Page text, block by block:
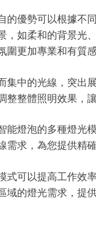
的優勢可以根據不
，如柔和的背景光
更加專業和有質感
集中的光線，突出
整體照明效果，
能燈泡的多種燈光
求，為您提供精
可以提高工作效
的燈光需求，提